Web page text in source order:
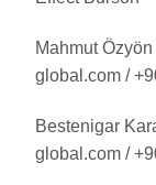
Mahmut
global.com /
Bestenigar
global.com /